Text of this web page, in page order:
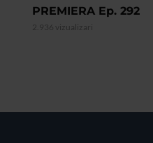
PREMIERA Ep. 292
2.936 vizualizari